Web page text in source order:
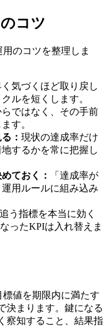
コツ
のコツを整理しま
気づくほど取り戻し
ルを短くします。
ではなく、その手前
す。
： 現状の達成率だけ
するかを常に把握し
ておく：
「達成率が
用ルールに組み込み
追う指標を本当に効く
ったKPIは入れ替えま
値を期限内に満たす
決まります。鍵になる
察知すること、結果指